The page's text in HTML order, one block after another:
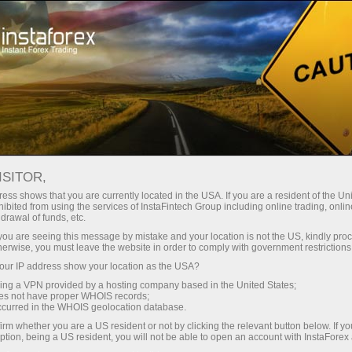
انسٹا فاریکس کے ساتھ، آپ
حاصل کرتے ہیں: 1:5000 تک کا فائدہ،
مارکیٹ میں کچھ بہترین اسپریڈز اور
کمیشنز، اور ٹریڈنگ اسٹاک اور انڈیکس
کے لیے فائدہ مند حالات۔
مختصر
30% بونس
ہر ڈیپازٹ پر
رفتار
تجارت اور ہائی ویز پر
shows that you are currently located in the USA. If you are a resident of the
from using the services of InstaFintech Group including online trading,
of funds, etc.
are seeing this message by mistake and your location is not the US, kindly
you must leave the website in order to comply with government
IP address show your location as the USA?
a VPN provided by a hosting company based in the United States;
not have proper WHOIS records;
in the WHOIS geolocation database.
whether you are a US resident or not by clicking the relevant button below. If
being a US resident, you will not be able to open an account with InstaForex